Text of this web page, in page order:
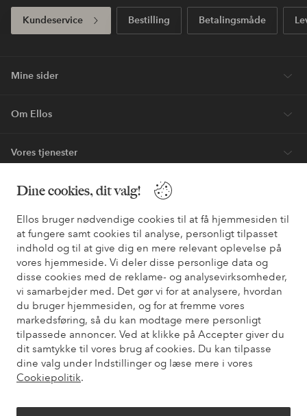
Dine cookies, dit valg!
Ellos bruger nødvendige cookies til at få hjemmesiden til
at fungere samt cookies til analyse, personligt tilpasset
indhold og til at give dig en mere relevant oplevelse på
vores hjemmeside. Vi deler disse personlige data og
disse cookies med de reklame- og analysevirksomheder,
vi samarbejder med. Det gør vi for at analysere, hvordan
du bruger hjemmesiden, og for at fremme vores
markedsføring, så du kan modtage mere personligt
tilpassede annoncer. Ved at klikke på Accepter giver du
dit samtykke til vores brug af cookies. Du kan tilpasse
dine valg under Indstillinger og læse mere i vores
Cookiepolitik.
Kundeservice Bestilling Betalingsmåde
Mine sider
Om Ellos
Vores tjenester
Vilkår
Venner
Sikre betalinger - betal nu eller del op
Vil du vide mere om vores betalingsmuligheder
elpy elpy